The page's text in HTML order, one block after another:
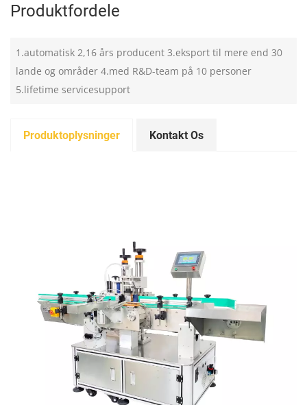
Produktfordele
1.automatisk 2,16 års producent 3.eksport til mere end 30
lande og områder 4.med R&D-team på 10 personer
5.lifetime servicesupport
Produktoplysninger Kontakt Os